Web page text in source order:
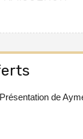
Présentation de